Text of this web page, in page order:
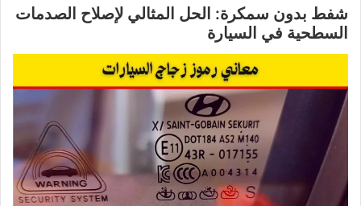
شفط بدون سمكرة: الحل المثالي لإصلاح الصدمات
السطحية في السيارة